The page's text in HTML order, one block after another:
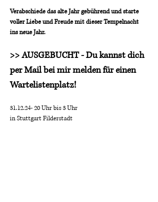
Verabschiede das alte Jahr gebührend und starte
voller Liebe und Freude mit dieser Tempelnacht
ins neue Jahr.
>> AUSGEBUCHT - Du kannst dich
per Mail bei mir melden für einen
Wartelistenplatz!
31.12.24- 20 Uhr bis 3 Uhr
in Stuttgart Filderstadt